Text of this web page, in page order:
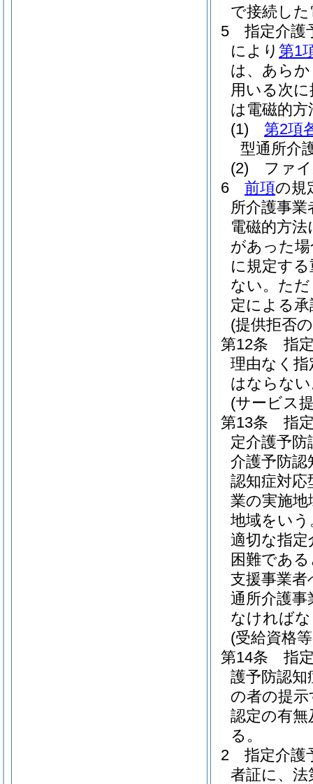
で接続し
5
指定介護
により 第1
は、あら
用いる次
は電磁的
(1)
第2項
型通所介
(2)
ファ
6
前項の規
所介護事
電磁的方
があった
に規定す
ない。 た
定による
(提供拒否
第12条
指
理由なく指
はならな
(サービス
第13条
指
定介護予防
介護予防認
認知症対応
業の実施地
地域をい
適切な指
困難であ
支援事業者
通所介護
なければ
(受給資格
第14条
指
護予防認
の者の提
認定の有
る。
2
指定介護
者証に、法